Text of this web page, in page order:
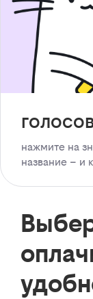
нажмите на
название – и